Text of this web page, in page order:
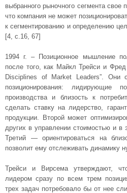
выбранного рыночного сегмента
что компания не может
к сегментированию и определению
[4, с.16, 67]
1994 г. – Позиционное мышление
после того, как Майкл Трейси и
Disciplines of Market Leaders”. Они
позиционирования: лидирующие
производства и близость к
сделать ставку на лидерство,
продукции. Второй может
других в управлении стоимостью и в
Третий — ориентироваться на
позволит ему отслеживать динамику
Трейси и Вирсема утверждают,
лидером сразу по всем трем
трех задач потребовало бы от нее